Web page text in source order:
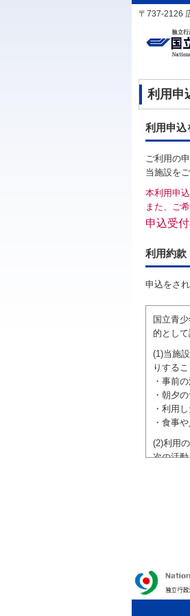
〒737-2126
利用申
利用申込
ご利用の
当施設を
本利用申
また、ご
申込受
利用約款
申込をさ
国立青
的として
(1)当施
りするこ
・事前
・朝夕
・利用
・食事
(2)利用
次の活
●特定
●特定
域での
ご利用